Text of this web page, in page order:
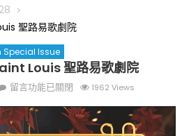
龙舟体验日 邀请各界亲身体验划行乐
致力推动全球植物多样性研究与中美
世 享年89岁
。中华日，等你来赴约 —— 密苏里植物
道（五）
28
聖路易歌劇院
Special Issue
Louis 聖路易歌劇院
在
Theatre
留言功能已關閉 1962 Views